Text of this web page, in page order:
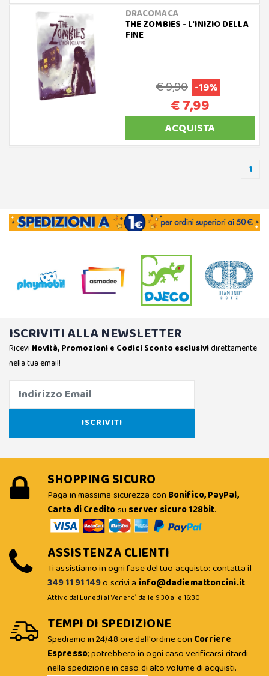
DRACOMACA
THE ZOMBIES - L'INIZIO DELLA
FINE
€ 9,90 -19%
€ 7,99
ACQUISTA
1
ISCRIVITI ALLA NEWSLETTER
Ricevi Novità, Promozioni e Codici Sconto esclusividirettamente
nella tua email!
SHOPPING SICURO
Paga in massima sicurezza con Bonifico, PayPal,
Carta di Creditosu server sicuro 128bit.
ASSISTENZA CLIENTI
Ti assistiamo in ogni fase del tuo acquisto: contatta il
349 11 91 149o scrivi a info@dadiemattoncini.it
Attivo dal Lunedì al Venerdì dalle 9:30 alle 16:30
TEMPI DI SPEDIZIONE
Spediamo in 24/48 ore dall'ordine con Corriere
Espresso; potrebbero in ogni caso verificarsi ritardi
nella spedizione in caso di alto volume di acquisti.